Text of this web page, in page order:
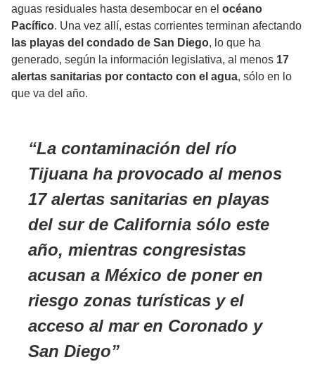
aguas residuales hasta desembocar en el océano
Pacífico. Una vez allí, estas corrientes terminan afectando
las playas del condado de San Diego, lo que ha
generado, según la información legislativa, al menos 17
alertas sanitarias por contacto con el agua, sólo en lo
que va del año.
La contaminación del río
Tijuana ha provocado al menos
17 alertas sanitarias en playas
del sur de California sólo este
año, mientras congresistas
acusan a México de poner en
riesgo zonas turísticas y el
acceso al mar en Coronado y
San Diego